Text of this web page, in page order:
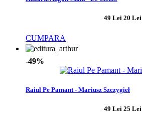
49 Lei20 Lei
CUMPARA
-49%
Raiul Pe Pamant - Mariusz Szczygieł
49 Lei 25 Lei